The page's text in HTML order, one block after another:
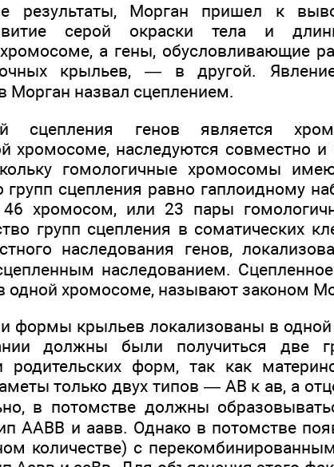
результаты, Морган пришел к
серой окраски тела и
а гены, обусловливающие
крыльев, — в другой.
Морган назвал сцеплением.
сцепления генов является
хромосоме, наследуются совместно и
гомологичные хромосомы
групп сцепления равно гаплоидному
46 хромосом, или 23 пары
групп сцепления в соматических
наследования генов,
наследованием.
одной хромосоме, называют законом
и формы крыльев локализованы в
должны были получиться две
родительских форм, так как
только двух типов — АВ к ав, а
в потомстве должны
ААВВ и аавв. Однако в потомстве
количестве) с